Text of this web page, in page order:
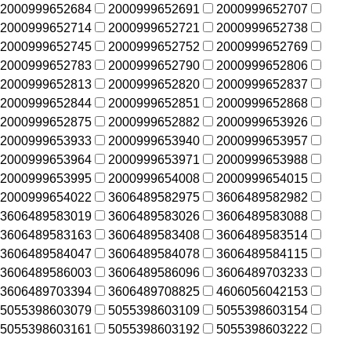
2000999652684
2000999652691
2000999652707
2000999652714
2000999652721
2000999652738
2000999652745
2000999652752
2000999652769
2000999652783
2000999652790
2000999652806
2000999652813
2000999652820
2000999652837
2000999652844
2000999652851
2000999652868
2000999652875
2000999652882
2000999653926
2000999653933
2000999653940
2000999653957
2000999653964
2000999653971
2000999653988
2000999653995
2000999654008
2000999654015
2000999654022
3606489582975
3606489582982
3606489583019
3606489583026
3606489583088
3606489583163
3606489583408
3606489583514
3606489584047
3606489584078
3606489584115
3606489586003
3606489586096
3606489703233
3606489703394
3606489708825
4606056042153
5055398603079
5055398603109
5055398603154
5055398603161
5055398603192
5055398603222